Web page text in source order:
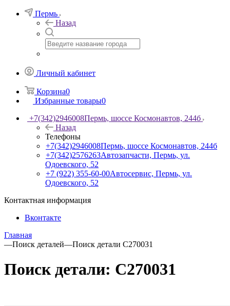
Пермь
Назад
Личный кабинет
Корзина0
Избранные товары0
+7(342)2946008Пермь, шоссе Космонавтов, 244б
Назад
Телефоны
+7(342)2946008Пермь, шоссе Космонавтов, 244б
+7(342)2576263Автозапчасти, Пермь, ул.
Одоевского, 52
+7 (922) 355-60-00Автосервис, Пермь, ул.
Одоевского, 52
Контактная информация
Вконтакте
Главная
—Поиск деталей—Поиск детали C270031
Поиск детали: C270031